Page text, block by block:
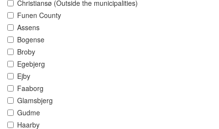
Christiansø (Outside the municipalities)
Funen County
Assens
Bogense
Broby
Egebjerg
Ejby
Faaborg
Glamsbjerg
Gudme
Haarby